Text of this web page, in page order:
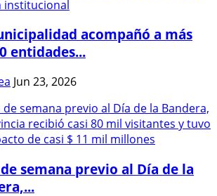
acompañó a más
entidades...
Jun 23, 2026
semana previo al Día de la